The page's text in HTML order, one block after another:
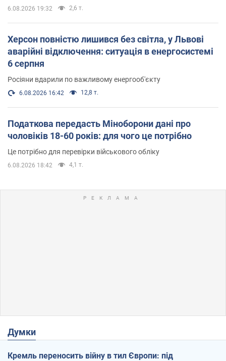
6.08.2026 19:32 2,6 т.
Херсон повністю лишився без світла, у Львові
аварійні відключення: ситуація в енергосистемі
6 серпня
Росіяни вдарили по важливому енергооб'єкту
6.08.2026 16:42 12,8 т.
Податкова передасть Міноборони дані про
чоловіків 18-60 років: для чого це потрібно
Це потрібно для перевірки військового обліку
6.08.2026 18:42 4,1 т.
Думки
Кремль переносить війну в тил Європи: під